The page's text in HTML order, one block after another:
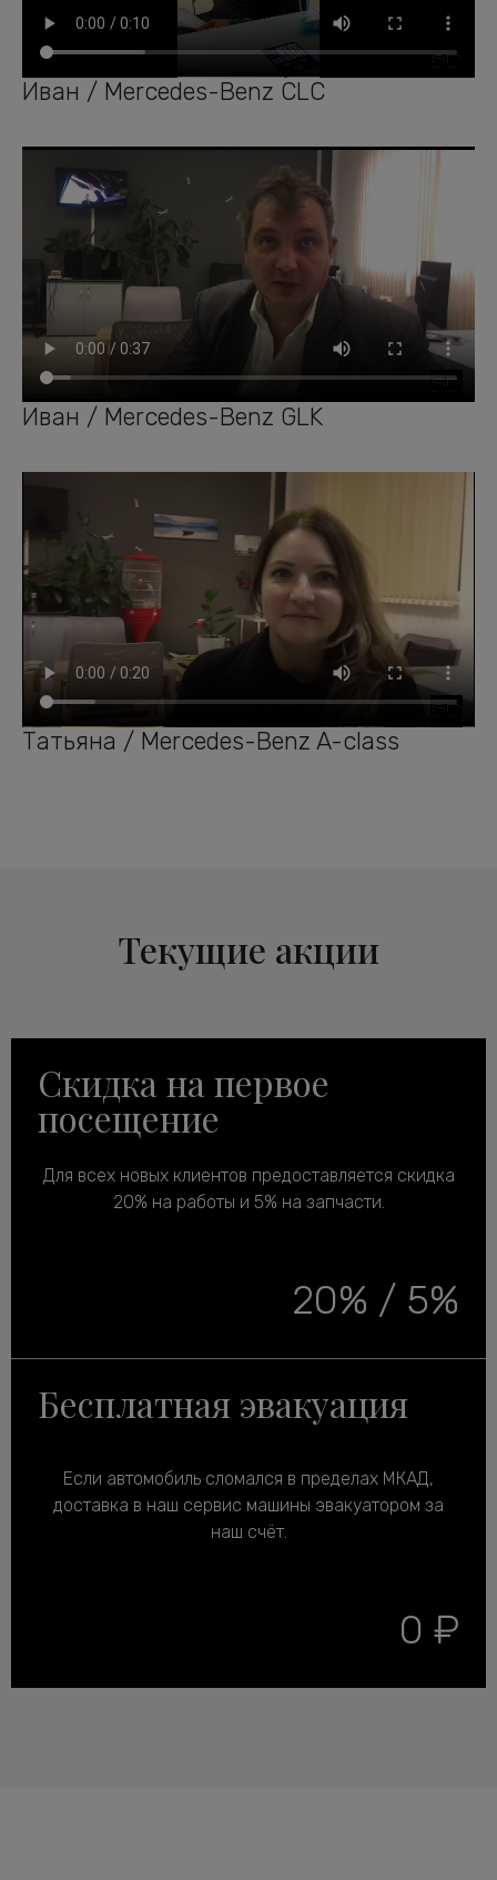
Иван / Mercedes-Benz CLC
Иван / Mercedes-Benz GLK
Татьяна / Mercedes-Benz A-class
Текущие акции
Скидка на первое
посещение
Для всех новых клиентов предоставляется скидка
20% на работы и 5% на запчасти.
20% / 5%
Бесплатная эвакуация
Если автомобиль сломался в пределах МКАД,
доставка в наш сервис машины эвакуатором за
наш счёт.
0 ₽